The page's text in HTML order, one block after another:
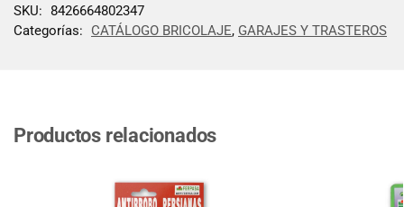
SKU: 8426664802347
Categorías:
CATÁLOGO BRICOLAJE, GARAJES Y TRASTEROS
Productos relacionados